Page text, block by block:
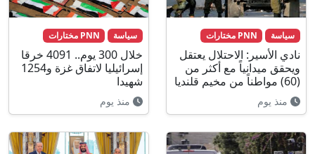
سياسة PNN مختارات
نادي الأسير: الاحتلال يعتقل
ويحقق ميدانياً مع أكثر من
(60) مواطناً من مخيم قلنديا
منذ يوم
سياسة PNN مختارات
خلال 300 يوم.. 4091 خرقا
إسرائيليا لاتفاق غزة و1254
شهيدا
منذ يوم